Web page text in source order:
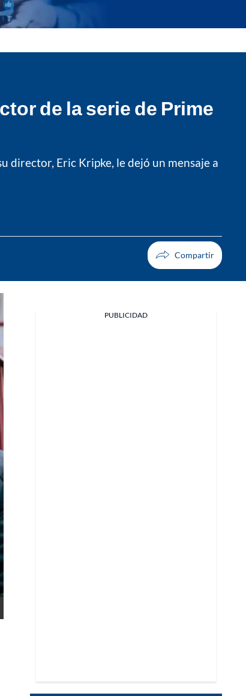
de la serie de Prime
director, Eric Kripke, le dejó un mensaje a
PUBLICIDAD